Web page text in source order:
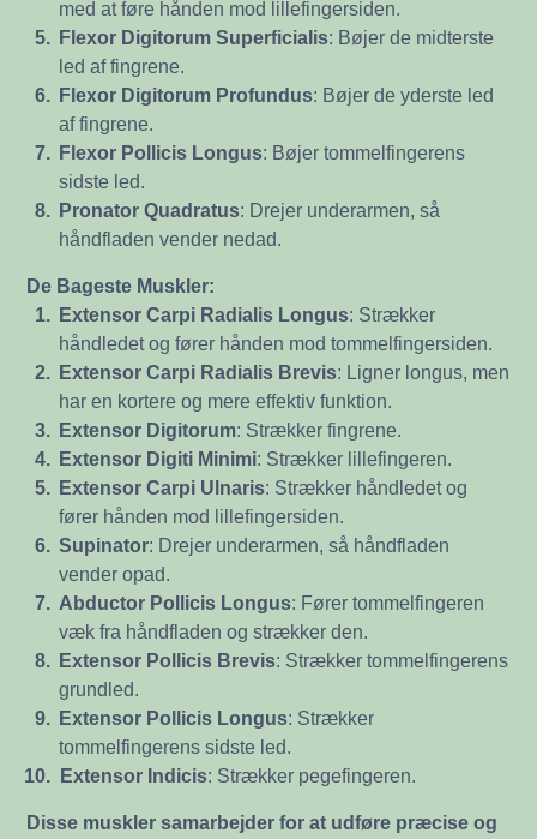
med at føre hånden mod lillefingersiden.
5. Flexor Digitorum Superficialis: Bøjer de midterste
led af fingrene.
6. Flexor Digitorum Profundus: Bøjer de yderste led
af fingrene.
7. Flexor Pollicis Longus: Bøjer tommelfingerens
sidste led.
8. Pronator Quadratus: Drejer underarmen, så
håndfladen vender nedad.
De Bageste Muskler:
1. Extensor Carpi Radialis Longus: Strækker
håndledet og fører hånden mod tommelfingersiden.
2. Extensor Carpi Radialis Brevis: Ligner longus, men
har en kortere og mere effektiv funktion.
3. Extensor Digitorum: Strækker fingrene.
4. Extensor Digiti Minimi: Strækker lillefingeren.
5. Extensor Carpi Ulnaris: Strækker håndledet og
fører hånden mod lillefingersiden.
6. Supinator: Drejer underarmen, så håndfladen
vender opad.
7. Abductor Pollicis Longus: Fører tommelfingeren
væk fra håndfladen og strækker den.
8. Extensor Pollicis Brevis: Strækker tommelfingerens
grundled.
9. Extensor Pollicis Longus: Strækker
tommelfingerens sidste led.
10. Extensor Indicis: Strækker pegefingeren.
Disse muskler samarbejder for at udføre præcise og